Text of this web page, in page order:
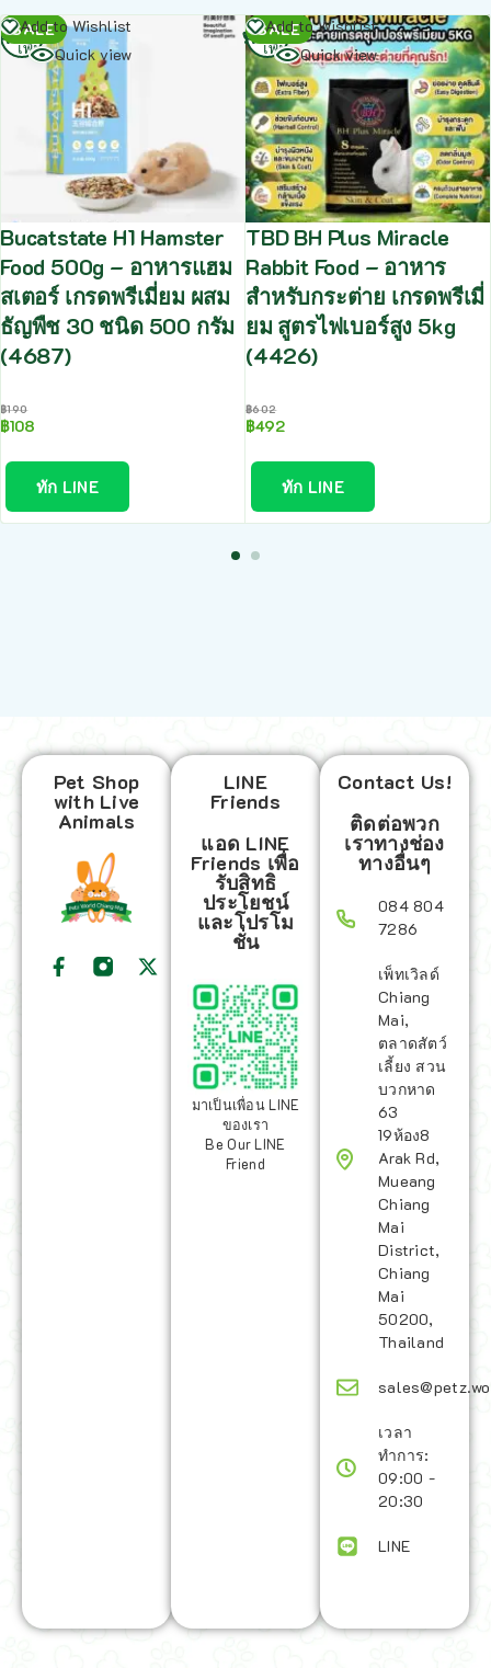
SALE
Add to Wishlist
Quick view
Bucatstate H1 Hamster
Food 500g – อาหารแฮม
สเตอร์ เกรดพรีเมี่ยม ผสม
ธัญพืช 30 ชนิด 500 กรัม
(4687)
฿190
฿108
ทัก LINE
อ่าน
เพิ่ม
SALE
Add to Wishlist
Quick view
TBD BH Plus Miracle
Rabbit Food – อาหาร
สำหรับกระต่าย เกรดพรีเมี่
ยม สูตรไฟเบอร์สูง 5kg
(4426)
฿602
฿492
ทัก LINE
อ่าน
เพิ่ม
Pet Shop
with Live
Animals
LINE
Friends
แอด LINE
Friends เพื่อ
รับสิทธิ
ประโยชน์
และโปรโม
ชั่น
มาเป็นเพื่อน LINE
ของเรา
Be Our LINE
Friend
Contact Us!
ติดต่อพวก
เราทางช่อง
ทางอื่นๆ
084 804
7286
เพ็ทเวิลด์
Chiang
Mai,
ตลาดสัตว์
เลี้ยง สวน
บวกหาด
63
19ห้อง8
Arak Rd,
Mueang
Chiang
Mai
District,
Chiang
Mai
50200,
Thailand
เวลา
ทำการ:
09:00 -
20:30
LINE